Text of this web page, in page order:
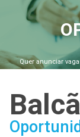
Quer anunciar